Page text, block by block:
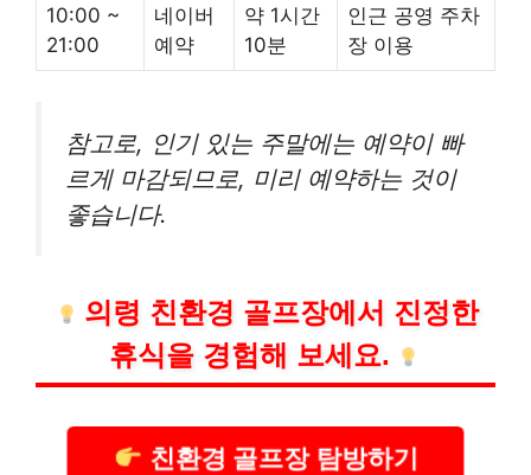
10:00 ~
21:00
네이버
예약
약 1시간
10분
인근 공영 주차
장 이용
참고로, 인기 있는 주말에는 예약이 빠
르게 마감되므로, 미리 예약하는 것이
좋습니다.
의령 친환경 골프장에서 진정한
휴식을 경험해 보세요.
친환경 골프장 탐방하기